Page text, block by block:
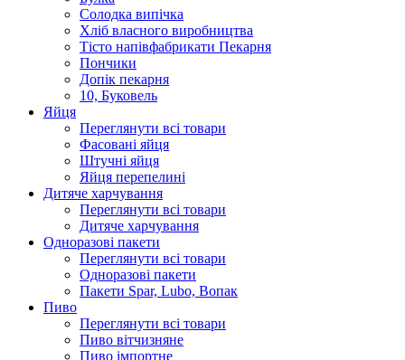
Солодка випiчка
Хлiб власного виробництва
Тiсто напiвфабрикати Пекарня
Пончики
Допік пекарня
10, Буковель
Яйця
Переглянути всі товари
Фасовані яйця
Штучні яйця
Яйця перепелині
Дитяче харчування
Переглянути всі товари
Дитяче харчування
Одноразові пакети
Переглянути всі товари
Одноразові пакети
Пакети Spar, Lubo, Вопак
Пиво
Переглянути всі товари
Пиво вітчизняне
Пиво імпортне